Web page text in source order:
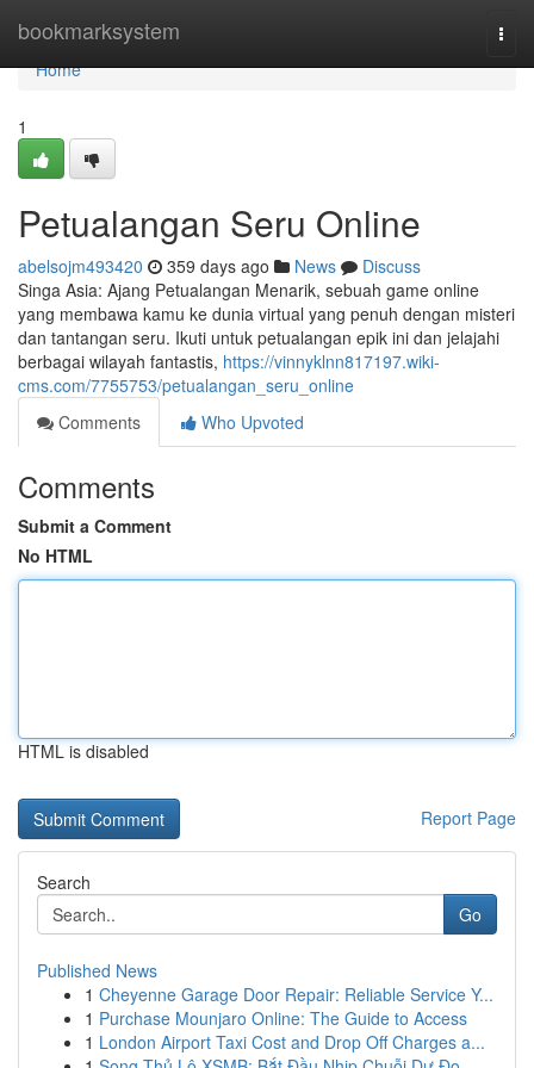
bookmarksystem
Home
Home
1
Petualangan Seru Online
abelsojm493420 359 days ago News
Discuss
Singa Asia: Ajang Petualangan Menarik, sebuah game online
yang membawa kamu ke dunia virtual yang penuh dengan misteri
dan tantangan seru. Ikuti untuk petualangan epik ini dan jelajahi
berbagai wilayah fantastis, https://vinnyklnn817197.wiki-
cms.com/7755753/petualangan_seru_online
Comments
Who Upvoted
Comments
Submit a Comment
No HTML
HTML is disabled
Report Page
Search
Go
Published News
1 Cheyenne Garage Door Repair: Reliable Service Y...
1 Purchase Mounjaro Online: The Guide to Access
1 London Airport Taxi Cost and Drop Off Charges a...